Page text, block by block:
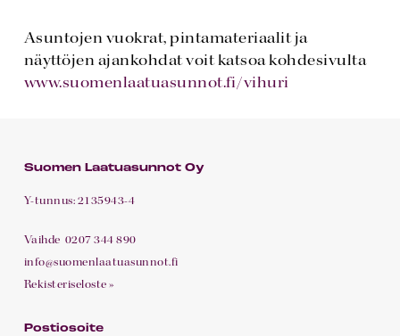
Asuntojen vuokrat, pintamateriaalit ja
näyttöjen ajankohdat voit katsoa kohdesivulta
www.suomenlaatuasunnot.fi/vihuri
Suomen Laatuasunnot Oy
Y-tunnus: 2135943-4
Vaihde 0207 344 890
info@suomenlaatuasunnot.fi
Rekisteriseloste »
Postiosoite